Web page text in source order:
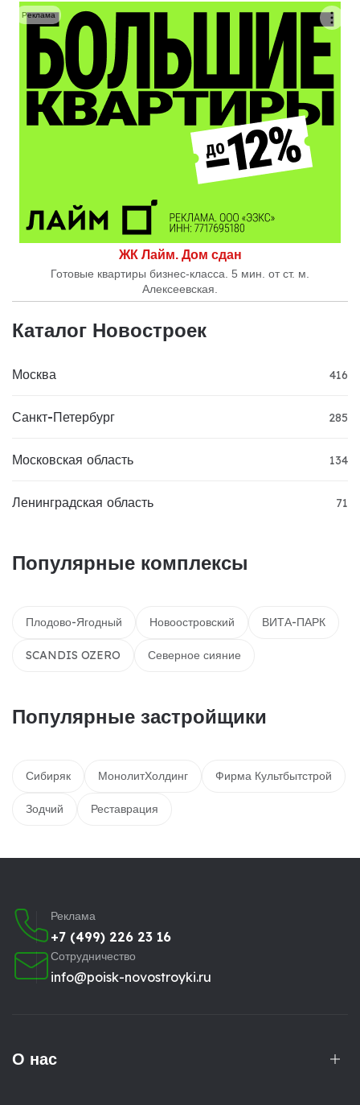
ЖК Лайм. Дом сдан
Готовые квартиры бизнес-класса. 5 мин. от ст. м.
Алексеевская.
Реклама
Каталог Новостроек
Москва 416
Санкт-Петербург 285
Московская область 134
Ленинградская область 71
Популярные комплексы
Плодово-Ягодный Новоостровский ВИТА-ПАРК
SCANDIS OZERO Северное сияние
Популярные застройщики
Сибиряк МонолитХолдинг Фирма Культбытстрой
Зодчий Реставрация
Реклама
+7 (499) 226 23 16
Сотрудничество
info@poisk-novostroyki.ru
О нас